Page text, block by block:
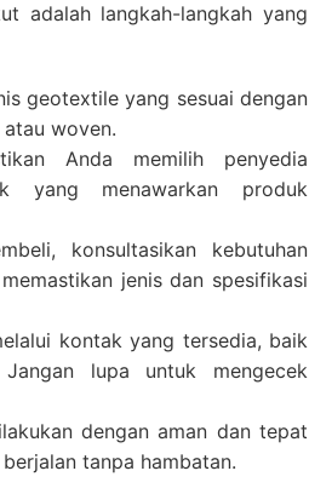
adalah langkah-langkah yang
geotextile yang sesuai dengan
woven.
Anda memilih penyedia
yang menawarkan produk
konsultasikan kebutuhan
jenis dan spesifikasi
kontak yang tersedia, baik
lupa untuk mengecek
dengan aman dan tepat
tanpa hambatan.